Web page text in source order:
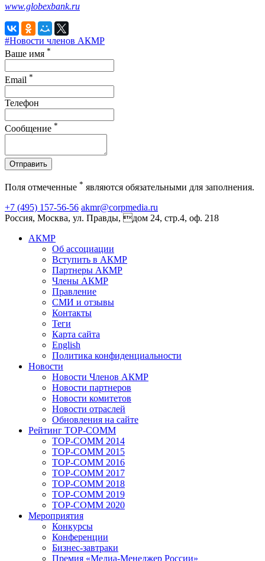
www.globexbank.ru
#Новости членов АКМР
Ваше имя *
Email *
Телефон
Сообщение *
Отправить
Поля отмеченные * являются обязательными для заполнения.
+7 (495) 157-56-56 akmr@corpmedia.ru
Россия, Москва, ул. Правды, дом 24, стр.4, оф. 218
АКМР
Об ассоциации
Вступить в АКМР
Партнеры АКМР
Члены АКМР
Правление
СМИ и отзывы
Контакты
Теги
Карта сайта
English
Политика конфиденциальности
Новости
Новости Членов АКМР
Новости партнеров
Новости комитетов
Новости отраслей
Обновления на сайте
Рейтинг TOP-COMM
TOP-COMM 2014
TOP-COMM 2015
TOP-COMM 2016
TOP-COMM 2017
TOP-COMM 2018
TOP-COMM 2019
TOP-COMM 2020
Мероприятия
Конкурсы
Конференции
Бизнес-завтраки
Премия «Медиа-Менеджер России»